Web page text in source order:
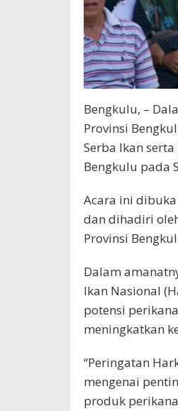
Bengkulu, –
Provinsi
Serba Ikan
Bengkulu pada
Acara ini dibuka
dan dihadiri
Provinsi
Dalam
Ikan Nasional
potensi
meningkatkan
“Peringatan
mengenai
produk